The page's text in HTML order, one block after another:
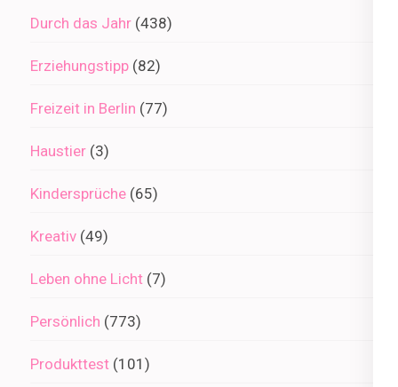
Durch das Jahr (438)
Erziehungstipp (82)
Freizeit in Berlin (77)
Haustier (3)
Kindersprüche (65)
Kreativ (49)
Leben ohne Licht (7)
Persönlich (773)
Produkttest (101)